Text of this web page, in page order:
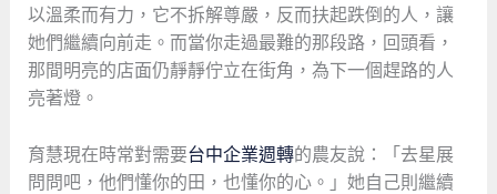
以溫柔而有力，它不拆解尊嚴，反而扶起跌倒的人，讓
她們繼續向前走。而當你走過最難的那段路，回頭看，
那間明亮的店面仍靜靜佇立在街角，為下一個趕路的人
亮著燈。
育慧現在時常對需要台中企業週轉的農友說：「去星展
問問吧，他們懂你的田，也懂你的心。」她自己則繼續